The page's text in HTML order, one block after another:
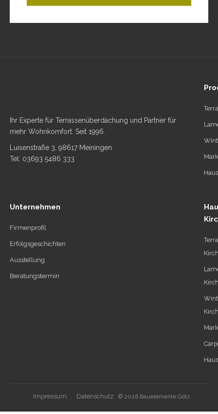
Ihr Experte für Terrassenüberdachung und Partner für
mehr Wohnkomfort. Seit 1996.
Luisenstraße 3, 98617 Meiningen
Tel: 03693 5486 333
Unternehmen
Firmenprofil
Erfolgsgeschichten
Ausstellung
Beratungstermin
Impressum Datenschutz © 2026 Bauelemente Götz